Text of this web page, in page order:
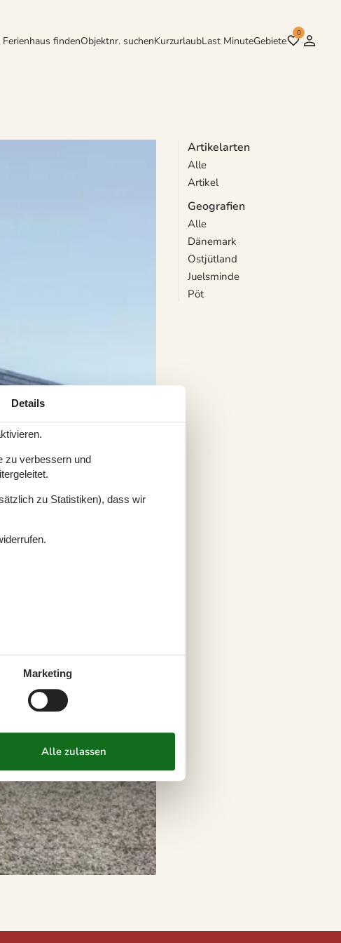
Ferienhaus findenObjektnr. suchenKurzurlaubLast MinuteGebiete
0
Artikelarten
Alle
Artikel
Geografien
Alle
Dänemark
Ostjütland
Juelsminde
Pöt
Details
zu verbessern und
zu Statistiken), dass wir
Marketing